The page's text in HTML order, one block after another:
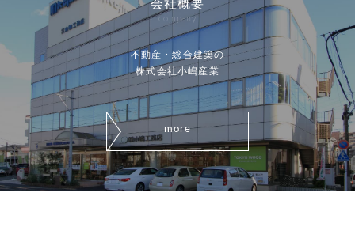
会社概要
company
不動産・総合建築の
株式会社小嶋産業
more